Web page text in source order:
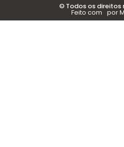
© Todos os direitos
Feito com por